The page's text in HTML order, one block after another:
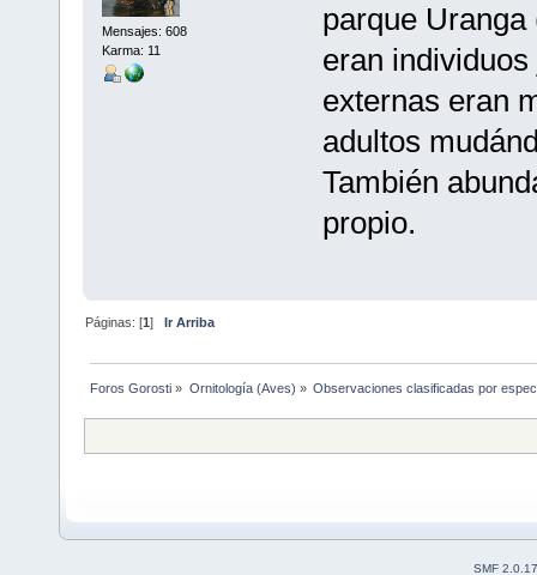
Mensajes: 608
Karma: 11
parque
eran
externas eran
adultos
También
propio.
Páginas: [1]Ir Arriba
Foros Gorosti » Ornitología (Aves) » Observaciones clasificadas por
SMF 2.0.17